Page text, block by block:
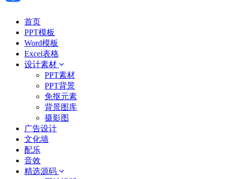
首页
PPT模板
Word模板
Excel表格
设计素材
PPT素材
PPT背景
免抠元素
背景图库
摄影图
广告设计
文化墙
配乐
音效
精选源码